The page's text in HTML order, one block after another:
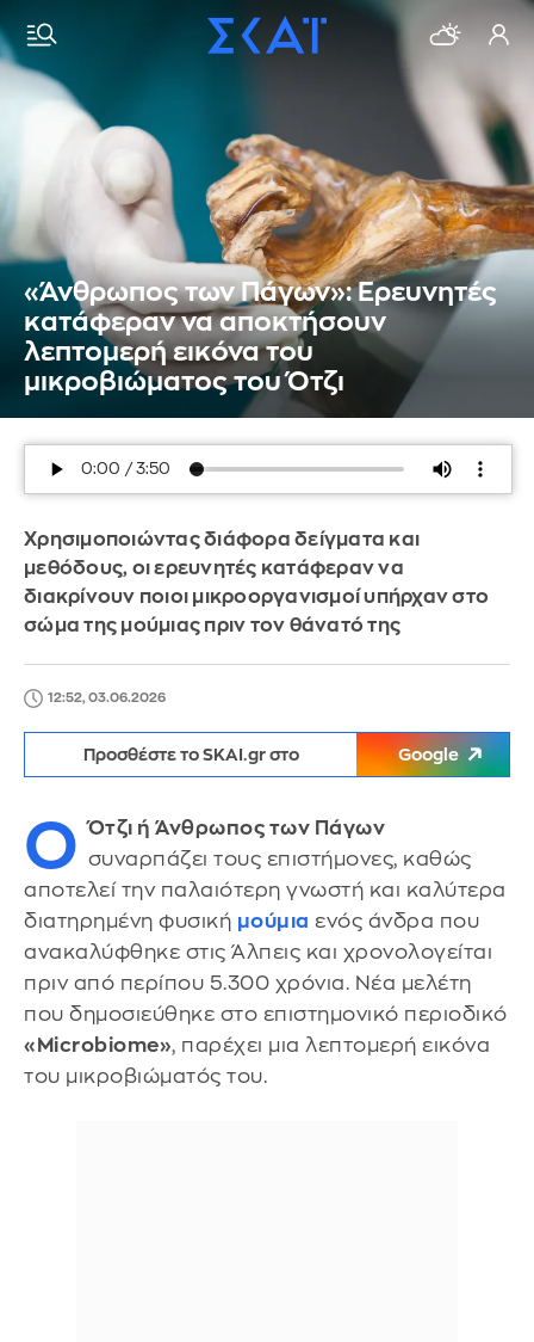
«Άνθρωπος των Πάγων»: Ερευνητές
κατάφεραν να αποκτήσουν
λεπτομερή εικόνα του
μικροβιώματος του Ότζι
Χρησιμοποιώντας διάφορα δείγματα και
μεθόδους, οι ερευνητές κατάφεραν να
διακρίνουν ποιοι μικροοργανισμοί υπήρχαν στο
σώμα της μούμιας πριν τον θάνατό της
12:52, 03.06.2026
Προσθέστε το SKAI.gr στο Google
Ο Ότζι ή Άνθρωπος των Πάγων
συναρπάζει τους επιστήμονες, καθώς
αποτελεί την παλαιότερη γνωστή και καλύτερα
διατηρημένη φυσική μούμια ενός άνδρα που
ανακαλύφθηκε στις Άλπεις και χρονολογείται
πριν από περίπου 5.300 χρόνια. Νέα μελέτη
που δημοσιεύθηκε στο επιστημονικό περιοδικό
«Microbiome», παρέχει μια λεπτομερή εικόνα
του μικροβιώματός του.